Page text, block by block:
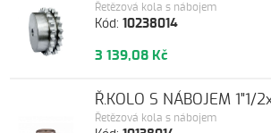
Kód:10238014
Řetězová kola s nábojem
3 139,08 Kč
Řetězová kola s nábojem
Ř.KOLO S NÁBOJEM 1"1/